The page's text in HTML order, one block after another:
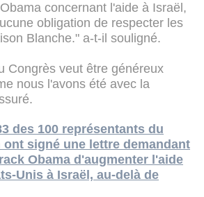
concernant l'aide à Israël,
obligation de respecter les
Blanche." a-t-il souligné.
Congrès veut être généreux
nous l'avons été avec la
des 100 représentants du
ont signé une lettre demandant
Obama d'augmenter l'aide
Unis à Israël, au-delà de